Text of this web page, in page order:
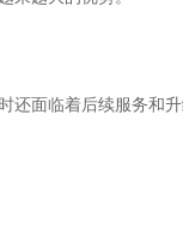
还面临着后续服务和